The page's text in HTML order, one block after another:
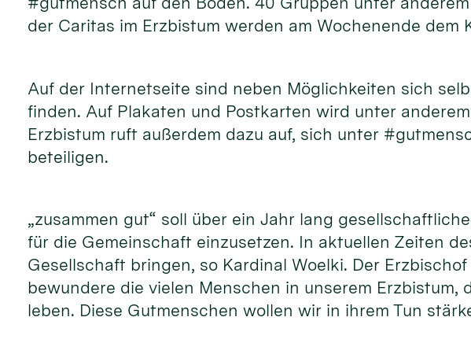
der Caritas im Erzbistum werden am Wochenende
Auf der Internetseite sind neben Möglichkeiten sich
finden. Auf Plakaten und Postkarten wird unter
Erzbistum ruft außerdem dazu auf, sich unter
beteiligen.
„zusammen gut“ soll über ein Jahr lang
für die Gemeinschaft einzusetzen. In aktuellen Zeiten
Gesellschaft bringen, so Kardinal Woelki. Der
bewundere die vielen Menschen in unserem
leben. Diese Gutmenschen wollen wir in ihrem Tun